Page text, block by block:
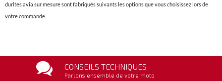
durites avia sur mesure sont fabriqués suivants les options que vous choisissez lors de
votre commande.
CONSEILS TECHNIQUES
Parlons ensemble de votre moto